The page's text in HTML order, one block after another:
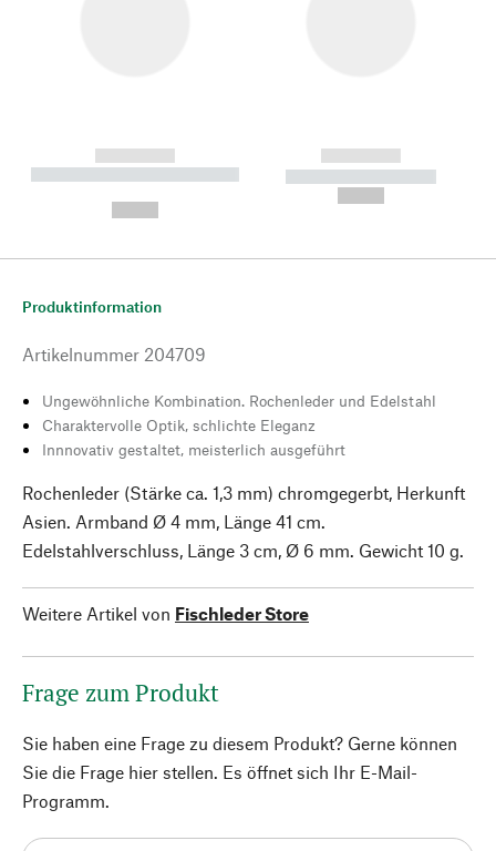
------------
----------- ----------- --------
------------
----------- -----------
Produktinformation
Artikelnummer 204709
Ungewöhnliche Kombination. Rochenleder und Edelstahl
Charaktervolle Optik, schlichte Eleganz
Innnovativ gestaltet, meisterlich ausgeführt
Rochenleder (Stärke ca. 1,3 mm) chromgegerbt, Herkunft
Asien. Armband Ø 4 mm, Länge 41 cm.
Edelstahlverschluss, Länge 3 cm, Ø 6 mm. Gewicht 10 g.
Weitere Artikel von Fischleder Store
Frage zum Produkt
Sie haben eine Frage zu diesem Produkt? Gerne können
Sie die Frage hier stellen. Es öffnet sich Ihr E-Mail-
Programm.